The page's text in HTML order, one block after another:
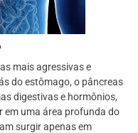
mais agressivas e
do estômago, o pâncreas
digestivas e hormônios,
em uma área profunda do
surgir apenas em